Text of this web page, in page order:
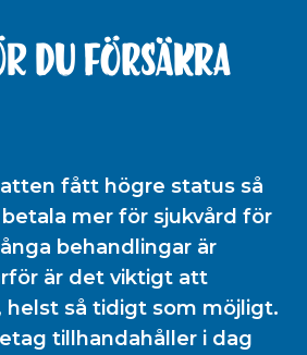
du försäkra
fått högre status så
mer för sjukvård för
behandlingar är
är det viktigt att
helst så tidigt som möjligt.
tillhandahåller i dag